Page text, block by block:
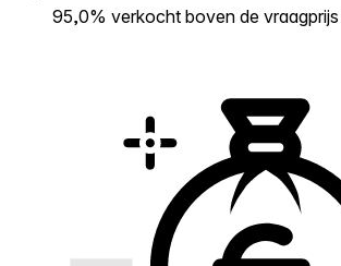
95,0% verkocht boven de